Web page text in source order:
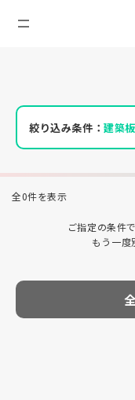
絞り込み条件：建築
全0件を表示
ご指定の条件
もう一度